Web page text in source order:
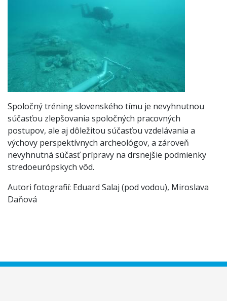
Spoločný tréning slovenského tímu je nevyhnutnou
súčasťou zlepšovania spoločných pracovných
postupov, ale aj dôležitou súčasťou vzdelávania a
výchovy perspektívnych archeológov, a zároveň
nevyhnutná súčasť prípravy na drsnejšie podmienky
stredoeurópskych vôd.
Autori fotografií: Eduard Salaj (pod vodou), Miroslava
Daňová